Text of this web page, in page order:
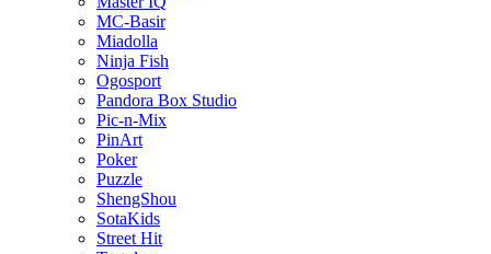
MC-Basir
Miadolla
Ninja Fish
Ogosport
Pandora Box Studio
Pic-n-Mix
PinArt
Poker
Puzzle
ShengShou
SotaKids
Street Hit